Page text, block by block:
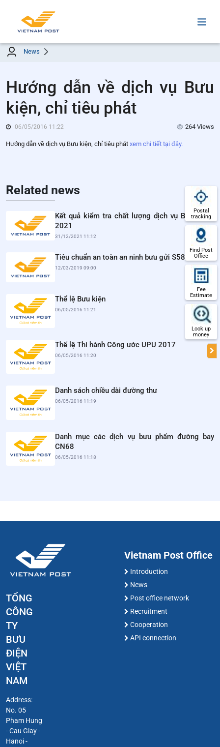
News
Hướng dẫn về dịch vụ Bưu
kiện, chỉ tiêu phát
06/05/2016 11:22 264 Views
Hướng dẫn về dịch vụ Bưu kiện, chỉ tiêu phát xem chi tiết tại đây.
Related news
Kết quả kiểm tra chất lượng dịch vụ BCCI năm
2021
31/12/2021 11:12
Tiêu chuẩn an toàn an ninh bưu gửi S58 - S59
12/03/2019 09:00
Thể lệ Bưu kiện
06/05/2016 11:21
Thể lệ Thi hành Công ước UPU 2017
06/05/2016 11:20
Danh sách chiều dài đường thư
06/05/2016 11:19
Danh mục các dịch vụ bưu phẩm đường bay
CN68
06/05/2016 11:18
TỔNG
CÔNG
TY
BƯU
ĐIỆN
VIỆT
NAM
Address:
No. 05
Pham Hung
- Cau Giay -
Hanoi -
Vietnam Post Office
Introduction
News
Post office network
Recruitment
Cooperation
API connection
Postal
tracking
Find Post
Office
Fee
Estimate
Look up
money